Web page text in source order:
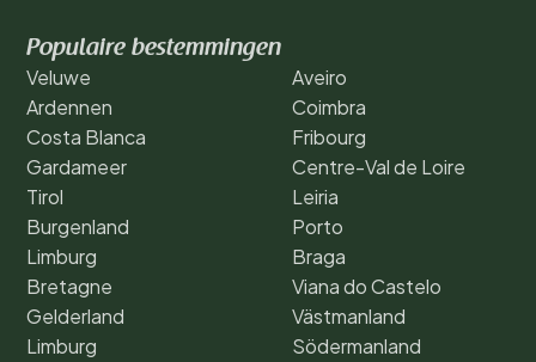
Populaire bestemmingen
Veluwe
Ardennen
Costa Blanca
Gardameer
Tirol
Burgenland
Limburg
Bretagne
Gelderland
Limburg
Aveiro
Coimbra
Fribourg
Centre-Val de Loire
Leiria
Porto
Braga
Viana do Castelo
Västmanland
Södermanland